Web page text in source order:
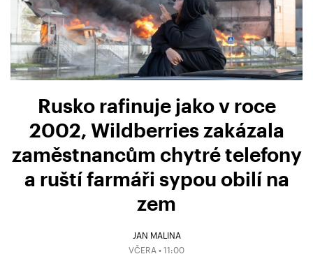
Rusko rafinuje jako v roce
2002, Wildberries zakázala
zaměstnancům chytré telefony
a ruští farmáři sypou obilí na
zem
JAN MALINA
VČERA • 11:00